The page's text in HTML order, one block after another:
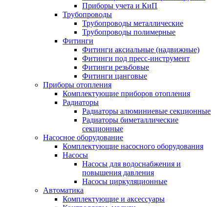
Приборы учета и КиП
Трубопроводы
Трубопроводы металлические
Трубопроводы полимерные
Фитинги
Фитинги аксиальные (надвижные)
Фитинги под пресс-инструмент
Фитинги резьбовые
Фитинги цанговые
Приборы отопления
Комплектующие приборов отопления
Радиаторы
Радиаторы алюминиевые секционные
Радиаторы биметаллические
секционные
Насосное оборудование
Комплектующие насосного оборудования
Насосы
Насосы для водоснабжения и
повышения давления
Насосы циркуляционные
Автоматика
Комплектующие и аксессуары